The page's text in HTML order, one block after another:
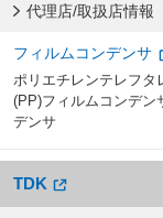
代理店/取扱店情報
フィルムコンデンサ
ポリエチレンテレフタ
(PP)フィルムコンデン
デンサ
TDK